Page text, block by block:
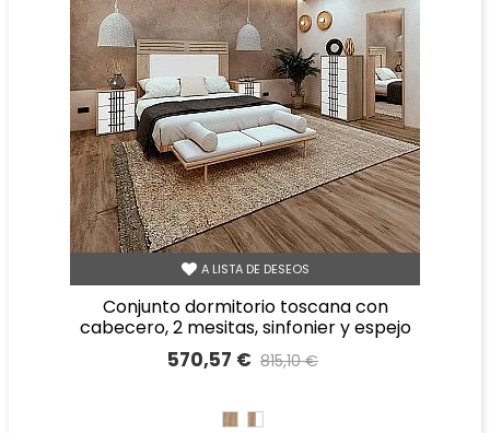
A LISTA DE DESEOS
conjunto dormitorio toscana con
cabecero, 2 mesitas, sinfonier y espejo
570,57 € 815,10 €
ROBLEROBLE